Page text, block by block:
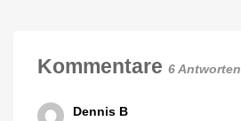
Innr
Kommentare 6 Antworten
Dennis B